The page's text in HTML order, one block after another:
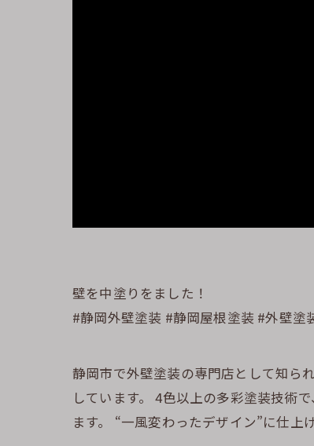
壁を中塗りをました！
#静岡外壁塗装 #静岡屋根塗装 #外壁塗
静岡市で外壁塗装の専門店として知ら
しています。 4色以上の多彩塗装技術
ます。 “一風変わったデザイン”に仕上